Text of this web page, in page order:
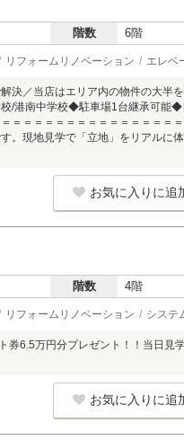
階数 6階
リフォームリノベーション エレベ
決／当店はエリア内の物件の大半
/港南中学校◆駐車場1台継承可能
＝＝＝＝＝＝＝＝＝＝＝＝＝＝＝
。現地見学で「立地」をリアルに
お気に入りに追
階数 4階
リフォームリノベーション システ
券6.5万円分プレゼント！！当日
お気に入りに追